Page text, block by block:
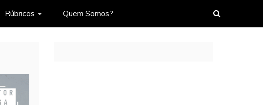
Rúbricas Quem Somos?